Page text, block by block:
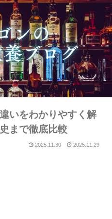
いをわかりやすく解
まで徹底比較
2025.11.30 2025.11.29